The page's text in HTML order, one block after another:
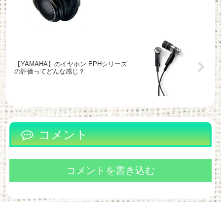
【YAMAHA】のイヤホン EPHシリーズ
の評価ってどんな感じ？
コメント
コメントを書き込む